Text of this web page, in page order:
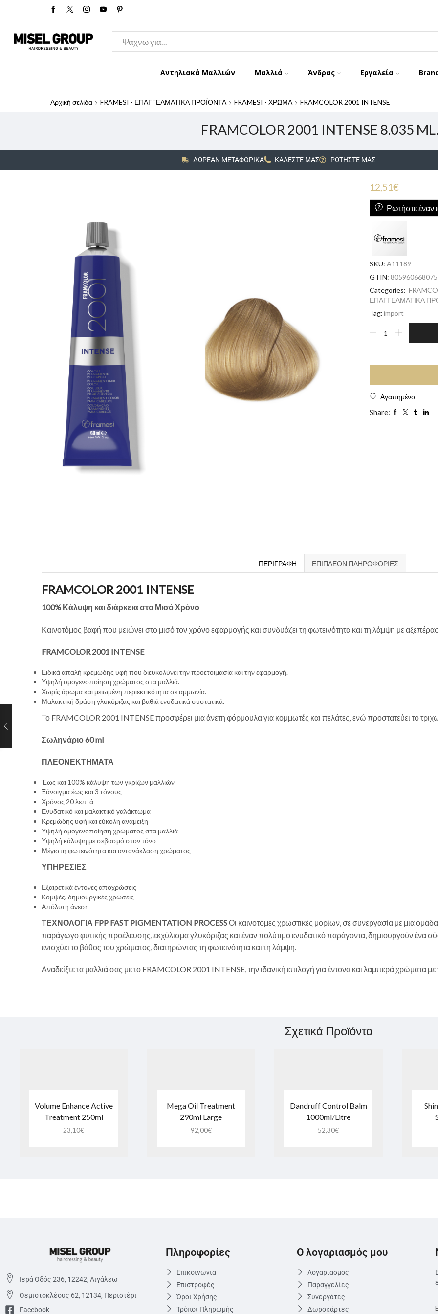
Αντηλιακά Μαλλιών Μαλλιά Άνδρας Εργαλεία
Αρχική σελίδα FRAMESI - ΕΠΑΓΓΕΛΜΑΤΙΚΑ ΠΡΟΪΟΝΤΑ FRAMESI - ΧΡΩΜΑ FRAMCOLOR 2001 INTENSE
FRAMCOLOR 2001 INTENSE 8.035
ΔΩΡΕΑΝ ΜΕΤΑΦΟΡΙΚΑ ΚΑΛΕΣΤΕ ΜΑΣ ΡΩΤΗΣΤΕ ΜΑΣ
12,51€
Ρωτήστε έναν
SKU: A11189
GTIN:
Categories:
ΕΠΑΓΓΕΛΜΑΤΙΚΑ
Tag:import
Αγαπημένο
Share:
ΠΕΡΙΓΡΑΦΉ ΕΠΙΠΛΈΟΝ ΠΛΗΡΟΦΟΡΊΕΣ
FRAMCOLOR 2001 INTENSE
100% Κάλυψη και διάρκεια στο Μισό Χρόνο
Καινοτόμος βαφή που μειώνει στο μισό τον χρόνο εφαρμογής και συνδυάζει τη φωτεινότητα και τη λάμψη με
FRAMCOLOR 2001 INTENSE
Ειδικά απαλή κρεμώδης υφή που διευκολύνει την προετοιμασία και την εφαρμογή.
Υψηλή ομογενοποίηση χρώματος στα μαλλιά.
Χωρίς άρωμα και μειωμένη περιεκτικότητα σε αμμωνία.
Μαλακτική δράση γλυκόριζας και βαθιά ενυδατικά συστατικά.
Το FRAMCOLOR 2001 INTENSE προσφέρει μια άνετη φόρμουλα για κομμωτές και πελάτες, ενώ προστατεύει το
Σωληνάριο 60 ml
ΠΛΕΟΝΕΚΤΗΜΑΤΑ
Έως και 100% κάλυψη των γκρίζων μαλλιών
Ξάνοιγμα έως και 3 τόνους
Χρόνος 20 λεπτά
Ενυδατικό και μαλακτικό γαλάκτωμα
Κρεμώδης υφή και εύκολη ανάμειξη
Υψηλή ομογενοποίηση χρώματος στα μαλλιά
Υψηλή κάλυψη με σεβασμό στον τόνο
Μέγιστη φωτεινότητα και αντανάκλαση χρώματος
ΥΠΗΡΕΣΙΕΣ
Εξαιρετικά έντονες αποχρώσεις
Κομψές, δημιουργικές χρώσεις
Απόλυτη άνεση
ΤΕΧΝΟΛΟΓΙΑ FPP FAST PIGMENTATION PROCESSΟι καινοτόμες χρωστικές μορίων, σε συνεργασία με μια
παράγωγο φυτικής προέλευσης, εκχύλισμα γλυκόριζας και έναν πολύτιμο ενυδατικό παράγοντα, δημιουργούν ένα
ενισχύει το βάθος του χρώματος, διατηρώντας τη φωτεινότητα και τη λάμψη.
Αναδείξτε τα μαλλιά σας με το FRAMCOLOR 2001 INTENSE, την ιδανική επιλογή για έντονα και λαμπερά χρώματα
Σχετικά Προϊόντα
Volume Enhance Active
Treatment 250ml
23,10€
Mega Oil Treatment
290ml Large
92,00€
Dandruff Control Balm
1000ml/Litre
52,30€
Ιερά Οδός 236, 12242, Αιγάλεω
Θεμιστoκλέους 62, 12134, Περιστέρι
Facebook
Πληροφορίες
Επικοινωνία
Επιστροφές
Όροι Χρήσης
Τρόποι Πληρωμής
Ο λογαριασμός μου
Λογαριασμός
Παραγγελίες
Συνεργάτες
Δωροκάρτες